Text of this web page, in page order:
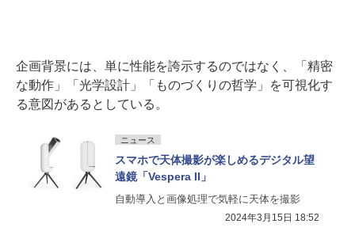
企画背景には、単に性能を誇示するのではなく、「精密
な動作」「光学設計」「ものづくりの哲学」を可視化す
る意図があるとしている。
ニュース
スマホで天体撮影が楽しめるデジタル望
遠鏡「Vespera II」
自動導入と画像処理で気軽に天体を撮影
2024年3月15日 18:52